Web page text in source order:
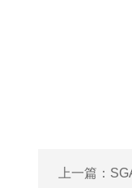
上一篇：